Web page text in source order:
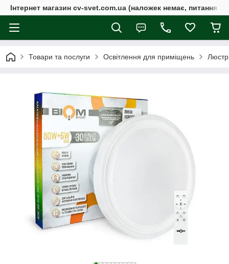
Інтернет магазин cv-svet.com.ua (наложек немає, питання у
Товари та послуги Освітлення для приміщень